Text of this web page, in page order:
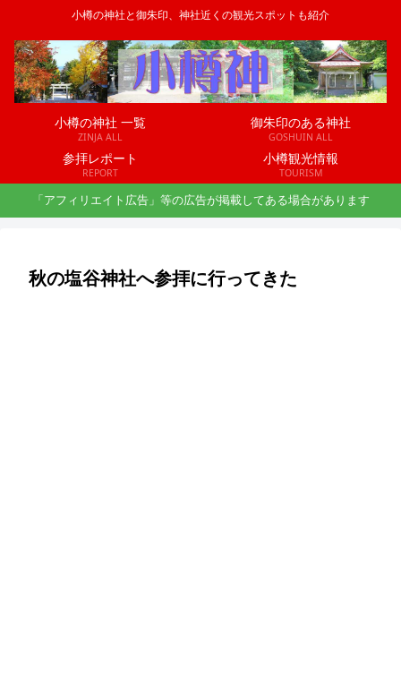
小樽の神社と御朱印、神社近くの観光スポットも紹介
小樽の神社 一覧
ZINJA ALL
御朱印のある神社
GOSHUIN ALL
参拝レポート
REPORT
小樽観光情報
TOURISM
「アフィリエイト広告」等の広告が掲載してある場合があります
秋の塩谷神社へ参拝に行ってきた